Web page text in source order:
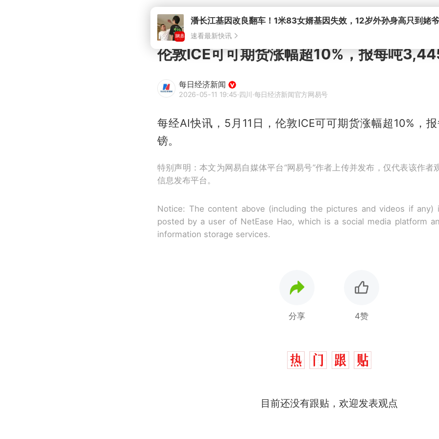
伦敦ICE可可期货涨幅超10%，报每吨
每日经济新闻
2026-05-11 19:45·四川·每日经济新闻官方网易号
每经AI快讯，5月11日，伦敦ICE可可期货涨幅超10%，
镑。
特别声明：本文为网易自媒体平台“网易号”作者上传并发布，仅代表该作者
信息发布平台。
Notice: The content above (including the pictures and videos if any)
posted by a user of NetEase Hao, which is a social media platform
information storage services.
分享 4赞
目前还没有跟贴，欢迎发表观点